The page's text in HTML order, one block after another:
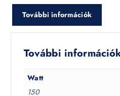
További információk
További
Watt
150